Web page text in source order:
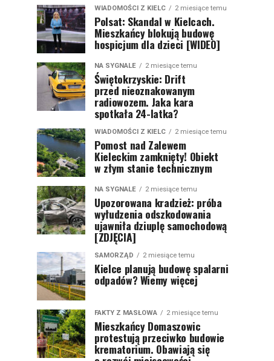
WIADOMOŚCI Z KIELC 2 miesiące temu
Polsat: Skandal w Kielcach.
Mieszkańcy blokują budowę
hospicjum dla dzieci [WIDEO]
NA SYGNALE 2 miesiące temu
Świętokrzyskie: Drift
przed nieoznakowanym
radiowozem. Jaka kara
spotkała 24-latka?
WIADOMOŚCI Z KIELC 2 miesiące temu
Pomost nad Zalewem
Kieleckim zamknięty! Obiekt
w złym stanie technicznym
NA SYGNALE 2 miesiące temu
Upozorowana kradzież: próba
wyłudzenia odszkodowania
ujawniła dziuplę samochodową
[ZDJĘCIA]
SAMORZĄD 2 miesiące temu
Kielce planują budowę spalarni
odpadów? Wiemy więcej
FAKTY Z MASŁOWA 2 miesiące temu
Mieszkańcy Domaszowic
protestują przeciwko budowie
krematorium. Obawiają się